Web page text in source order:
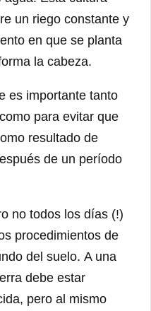
un riego constante y
en que se planta
la cabeza.
es importante tanto
para evitar que
resultado de
de un período
no todos los días (!)
procedimientos de
del suelo. A una
debe estar
pero al mismo